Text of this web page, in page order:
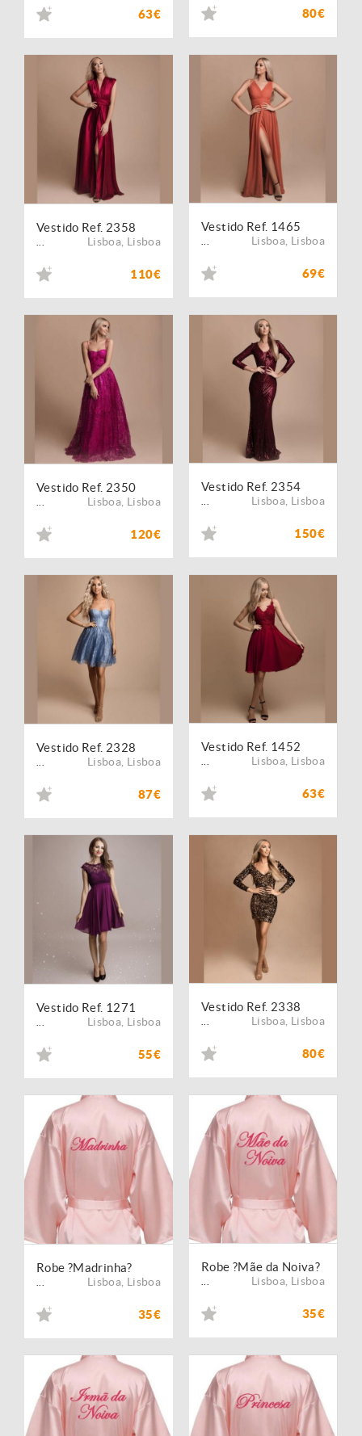
63€ 80€
Vestido Ref. 2358
Lisboa Lisboa
110€
Vestido Ref. 1465
Lisboa Lisboa
69€
Vestido Ref. 2350
Lisboa Lisboa
120€
Vestido Ref. 2354
Lisboa Lisboa
150€
Vestido Ref. 2328
Lisboa Lisboa
87€
Vestido Ref. 1452
Lisboa Lisboa
63€
Vestido Ref. 1271
Lisboa Lisboa
55€
Vestido Ref. 2338
Lisboa Lisboa
80€
Robe ?Madrinha?
Lisboa Lisboa
35€
Robe ?Mãe da Noiva?
Lisboa Lisboa
35€